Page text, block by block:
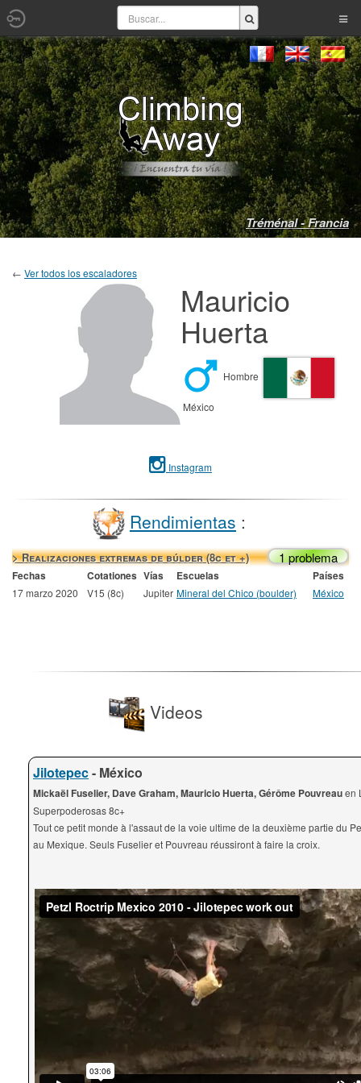
Tréménal - Francia
← Ver todos los escaladores
Mauricio
Huerta
Hombre
México
Instagram
Rendimientas :
> Realizaciones extremas de búlder (8c et +) 1 problema
Fechas Cotationes Vías Escuelas Países
17 marzo 2020 V15 (8c) Jupiter Mineral del Chico (boulder) México
Videos
Jilotepec- México
Mickaël Fuselier, Dave Graham, Mauricio Huerta, Gérôme Pouvreauen
Superpoderosas 8c+
Tout ce petit monde à l'assaut de la voie ultime de la deuxième partie du
au Mexique. Seuls Fuselier et Pouvreau réussiront à faire la croix.